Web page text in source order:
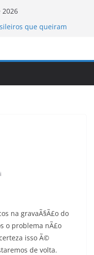
2026
que queiram
protocolo sobre a
na gravaÃ§Ã£o do
o problema nÃ£o
isso Ã©
de volta.